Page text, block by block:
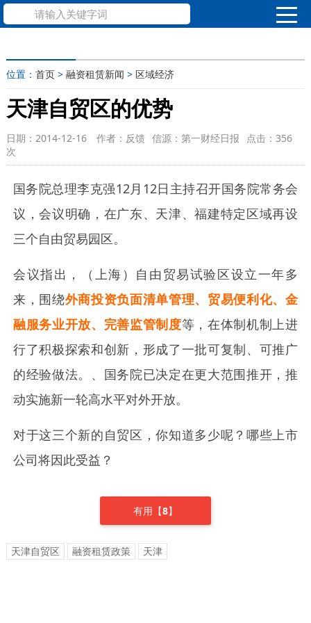
位置： 首页> 融资租赁新闻 > 区域经济
天津自贸区的优势
日期：2014-12-16 作者：反馈 信源：第一财经日报 点击： 356
次
国务院总理李克强12月12日主持召开国务院常务会
议，会议明确，在广东、天津、福建特定区域再设
三个自由贸易园区。
会议指出，（上海）自由贸易试验区设立一年多
来，围绕外商投资负面清单管理、贸易便利化、金
融服务业开放、完善监管制度等，在体制机制上进
行了积极探索和创新，形成了一批可复制、可推广
的经验做法。、国务院已决定在更大范围推开，推
动实施新一轮高水平对外开放。
对于这三个新的自贸区，你知道多少呢？哪些上市
公司将因此受益？
有用【8】
天津自贸区 融资租赁政策 天津